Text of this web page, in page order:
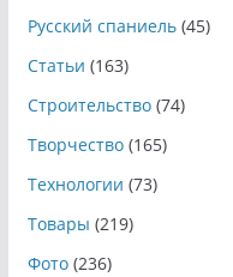
Русский спаниель(45)
Статьи (163)
Строительство(74)
Творчество(165)
Технологии (73)
Товары (219)
Фото(236)